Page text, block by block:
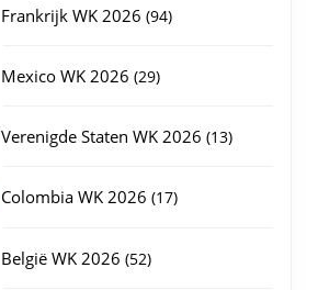
Frankrijk WK 2026 9494
Mexico WK 2026 2929
Verenigde Staten WK 2026 1313
Colombia WK 2026 1717
België WK 2026 5252